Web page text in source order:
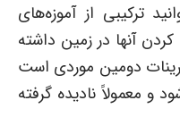
ترکیبی از آموزه‌های
آنها در زمین داشته
دومین موردی است
و معمولاً نادیده گرفته